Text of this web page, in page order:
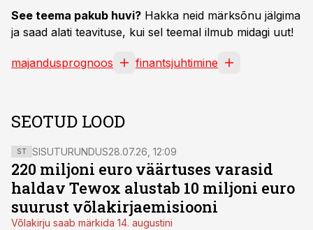
See teema pakub huvi? Hakka neid märksõnu jälgima
ja saad alati teavituse, kui sel teemal ilmub midagi uut!
majandusprognoos finantsjuhtimine
SEOTUD LOOD
ST SISUTURUNDUS28.07.26, 12:09
220 miljoni euro väärtuses varasid
haldav Tewox alustab 10 miljoni euro
suurust võlakirjaemisiooni
Võlakirju saab märkida 14. augustini